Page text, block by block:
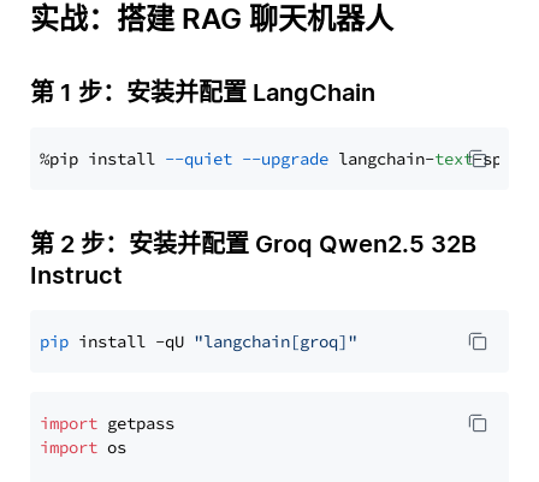
实战：搭建 RAG 聊天机器人
第 1 步：安装并配置 LangChain
%pip install --quiet --upgrade langchain-text
第 2 步：安装并配置 Groq Qwen2.5 32B
Instruct
pip install -qU "langchain[groq]"
import
import os